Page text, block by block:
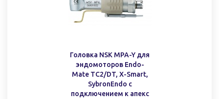
Головка NSK MPA-Y для
эндомоторов Endo-
Mate TC2/DT, X-Smart,
SybronEndo с
подключением к апекс